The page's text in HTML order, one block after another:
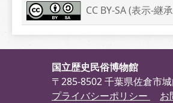
CC BY-SA (表示-継
国立歴史民俗博物館
〒285-8502 千葉県佐倉市
プライバシーポリシー
お